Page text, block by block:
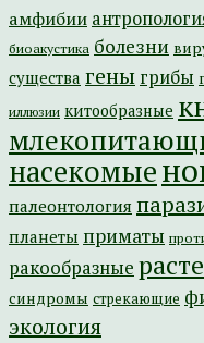
амфибии
биоакустика болезни
существа гены грибы
иллюзии китообразные
насекомые
палеонтология
планеты приматы
ракообразные
синдромы стрекающие
экология